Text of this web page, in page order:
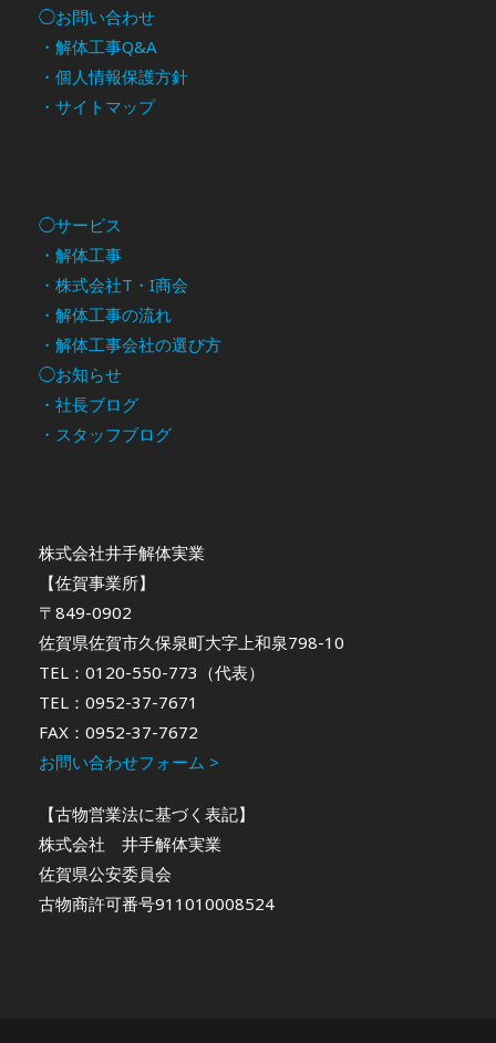
◯お問い合わせ
・解体工事Q&A
・個人情報保護方針
・サイトマップ
◯サービス
・解体工事
・株式会社T・I商会
・解体工事の流れ
・解体工事会社の選び方
◯お知らせ
・社長ブログ
・スタッフブログ
株式会社井手解体実業
【佐賀事業所】
〒849-0902
佐賀県佐賀市久保泉町大字上和泉798-10
TEL：0120-550-773（代表）
TEL：0952-37-7671
FAX：0952-37-7672
お問い合わせフォーム >
【古物営業法に基づく表記】
株式会社 井手解体実業
佐賀県公安委員会
古物商許可番号911010008524